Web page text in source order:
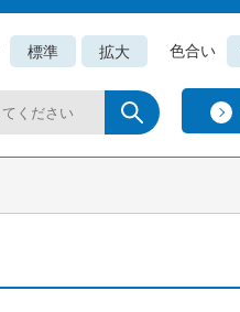
標準 拡大 色合い